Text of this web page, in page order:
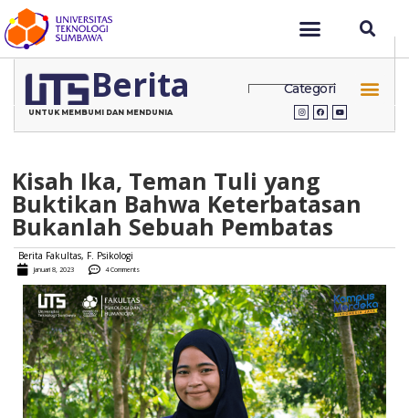
Berita Categori
UNTUK MEMBUMI DAN MENDUNIA
Kisah Ika, Teman Tuli yang
Buktikan Bahwa Keterbatasan
Bukanlah Sebuah Pembatas
Berita Fakultas, F. Psikologi
Januari 8, 2023 4 Comments